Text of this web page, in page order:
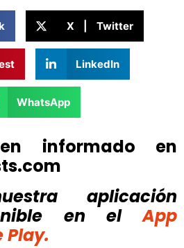
X | Twitter
LinkedIn
WhatsApp
informado en
aplicación
en el
App
Play.